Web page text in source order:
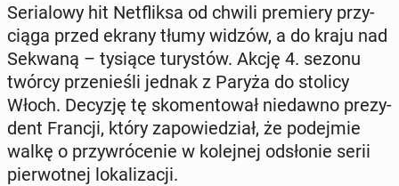
Se­ria­lo­wy hit Net­flik­sa od chwili pre­mie­ry przy­
cią­ga przed ekrany tłumy widzów, a do kraju nad
Sekwaną – tysiące tu­ry­stów. Akcję 4. sezonu
twórcy prze­nie­śli jednak z Paryża do stolicy
Włoch. Decyzję tę sko­men­to­wał nie­daw­no pre­zy­
dent Francji, który za­po­wie­dział, że po­dej­mie
walkę o przy­wró­ce­nie w ko­lej­nej od­sło­nie serii
pier­wot­nej lo­ka­li­za­cji.